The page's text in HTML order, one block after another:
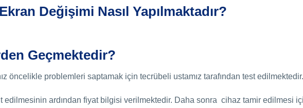
Değişimi Nasıl Yapılmaktadır?
Geçmektedir?
öncelikle problemleri saptamak için tecrübeli ustamız tarafından test edilmektedir.
edilmesinin ardından fiyat bilgisi verilmektedir. Daha sonra cihaz tamir edilmesi